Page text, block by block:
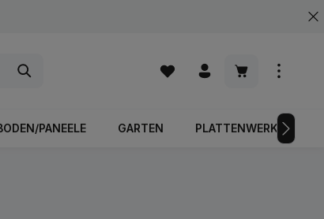
Warenkorb
PANEELE GARTEN PLATTENWERKSTOFFE